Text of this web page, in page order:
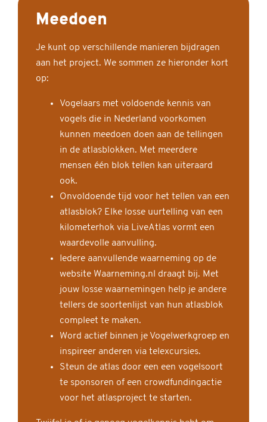
Meedoen
Je kunt op verschillende manieren bijdragen
aan het project. We sommen ze hieronder kort
op:
Vogelaars met voldoende kennis van
vogels die in Nederland voorkomen
kunnen meedoen doen aan de tellingen
in de atlasblokken. Met meerdere
mensen één blok tellen kan uiteraard
ook.
Onvoldoende tijd voor het tellen van een
atlasblok? Elke losse uurtelling van een
kilometerhok via LiveAtlas vormt een
waardevolle aanvulling.
Iedere aanvullende waarneming op de
website Waarneming.nl draagt bij. Met
jouw losse waarnemingen help je andere
tellers de soortenlijst van hun atlasblok
compleet te maken.
Word actief binnen je Vogelwerkgroep en
inspireer anderen via telexcursies.
Steun de atlas door een een vogelsoort
te sponsoren of een crowdfundingactie
voor het atlasproject te starten.